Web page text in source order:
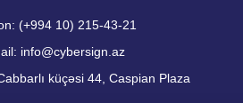
(+994 10) 215-43-21
info@cybersign.az
küçəsi 44, Caspian Plaza